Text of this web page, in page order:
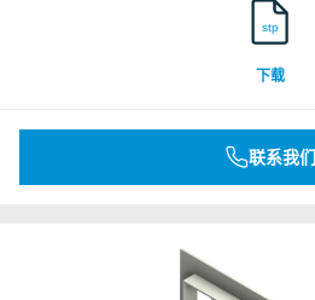
stp
下载
联系我们